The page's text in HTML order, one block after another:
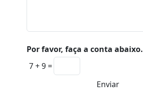
Por favor, faça a conta abaixo.
7 + 9 =
Enviar